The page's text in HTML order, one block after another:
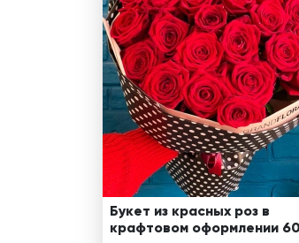
Розы поштучно
5 роз
7 роз
11 роз
15 роз
25 роз
51 роза
101 роза
Монобукеты
Разноцветные
Эксклюзивные
Букет из красных роз в
крафтовом оформлении